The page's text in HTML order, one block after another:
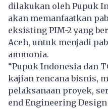
dilakukan oleh Pupuk
akan memanfaatkan
eksisting PIM-2 yang
Aceh, untuk menjadi
ammonia.
“Pupuk Indonesia dan
kajian rencana bisnis,
pelaksanaan proyek,
end Engineering